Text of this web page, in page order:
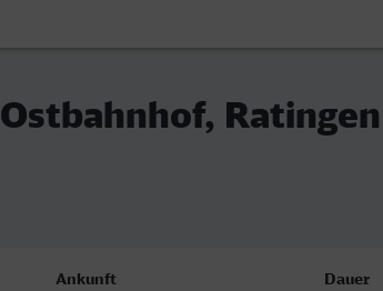
Ostbahnhof,
Ankunft Dauer